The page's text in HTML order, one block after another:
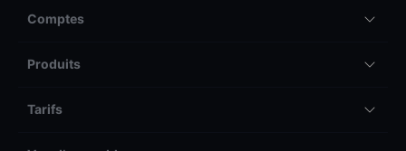
Comptes
Produits
Tarifs